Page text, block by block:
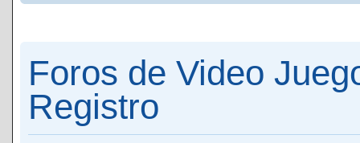
Foros de Video
Registro